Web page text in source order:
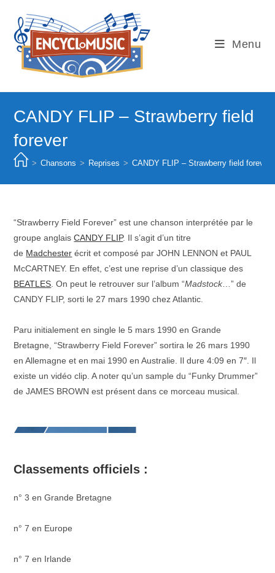
content
Menu
CANDY FLIP – Strawberry field
forever
> Chansons > Reprises > CANDY FLIP – Strawberry field forever
“Strawberry Field Forever” est une chanson interprétée par le
groupe anglaisCANDY FLIP. Il s’agit d’un titre
de Madchester écrit et composé par JOHN LENNON et PAUL
McCARTNEY. En effet, c’est une reprise d’un classique des
BEATLES . On peut le retrouver sur l’album “Madstock…” de
CANDY FLIP, sorti le 27 mars 1990 chez Atlantic.
Paru initialement en single le 5 mars 1990 en Grande
Bretagne, “Strawberry Field Forever” sortira le 26 mars 1990
en Allemagne et en mai 1990 en Australie. Il dure 4:09 en 7″. Il
existe un vidéo clip. A noter qu’un sample du “Funky Drummer”
de JAMES BROWN est présent dans ce morceau musical.
Classements officiels :
n° 3 en Grande Bretagne
n° 7 en Europe
n° 7 en Irlande